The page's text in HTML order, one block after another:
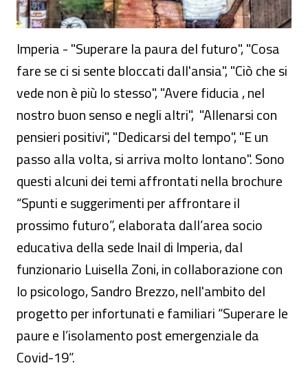
Imperia - "Superare la paura del futuro", "Cosa
fare se ci si sente bloccati dall'ansia", "Ciò che si
vede non è più lo stesso", "Avere fiducia , nel
nostro buon senso e negli altri", "Allenarsi con
pensieri positivi", "Dedicarsi del tempo", "E un
passo alla volta, si arriva molto lontano". Sono
questi alcuni dei temi affrontati nella brochure
“Spunti e suggerimenti per affrontare il
prossimo futuro”, elaborata dall’area socio
educativa della sede Inail di Imperia, dal
funzionario Luisella Zoni, in collaborazione con
lo psicologo, Sandro Brezzo, nell'ambito del
progetto per infortunati e familiari “Superare le
paure e l’isolamento post emergenziale da
Covid-19”.